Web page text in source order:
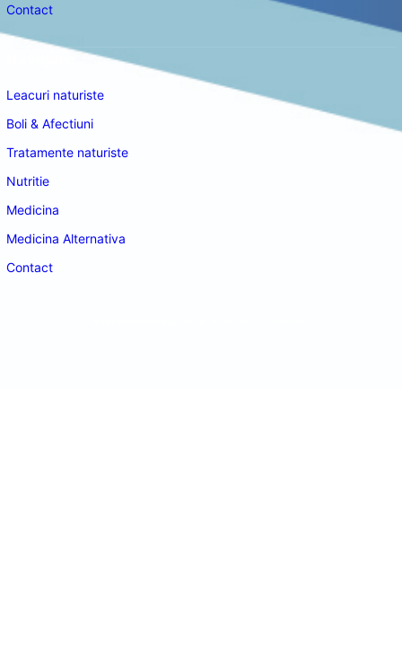
Contact
Leacuri naturiste
Boli & Afectiuni
Tratamente naturiste
Nutritie
Medicina
Medicina Alternativa
Contact